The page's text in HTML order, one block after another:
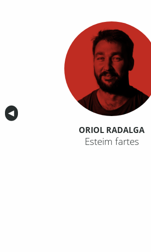
Anterior
◀︎
ORIOL RADALGA
Esteim fartes